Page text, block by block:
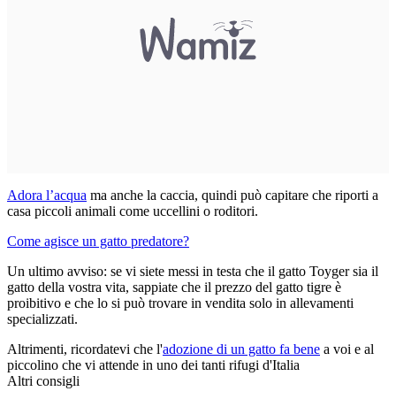
Adora l’acqua ma anche la caccia, quindi può capitare che riporti a
casa piccoli animali come uccellini o roditori.
Come agisce un gatto predatore?
Un ultimo avviso: se vi siete messi in testa che il gatto Toyger sia il
gatto della vostra vita, sappiate che il prezzo del gatto tigre è
proibitivo e che lo si può trovare in vendita solo in allevamenti
specializzati.
Altrimenti, ricordatevi che l'adozione di un gatto fa bene a voi e al
piccolino che vi attende in uno dei tanti rifugi d'Italia
Altri consigli